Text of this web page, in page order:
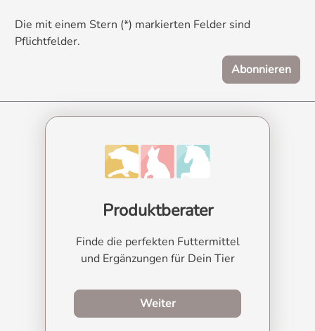
Die mit einem Stern (*) markierten Felder sind
Pflichtfelder.
Abonnieren
Produktberater
Finde die perfekten Futtermittel
und Ergänzungen für Dein Tier
Weiterzum Produktberater